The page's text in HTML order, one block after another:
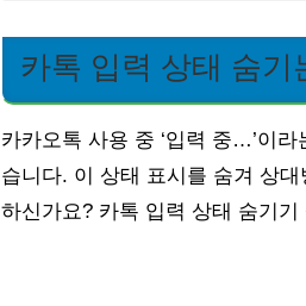
카톡 입력 상태 숨기
카카오톡 사용 중 ‘입력 중…’이
습니다. 이 상태 표시를 숨겨 상
하신가요? 카톡 입력 상태 숨기